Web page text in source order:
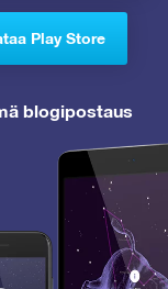
Play Store
blogipostaus